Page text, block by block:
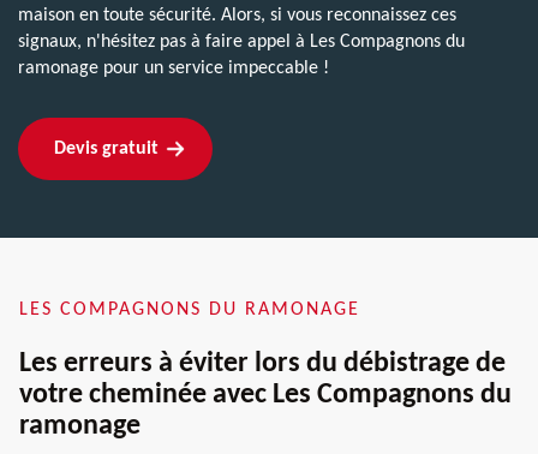
maison en toute sécurité. Alors, si vous reconnaissez ces
signaux, n'hésitez pas à faire appel à Les Compagnons du
ramonage pour un service impeccable !
Devis gratuit
LES COMPAGNONS DU RAMONAGE
Les erreurs à éviter lors du débistrage de
votre cheminée avec Les Compagnons du
ramonage